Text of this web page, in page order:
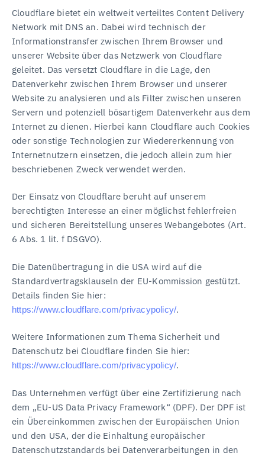
Cloudflare bietet ein weltweit verteiltes Content Delivery
Network mit DNS an. Dabei wird technisch der
Informationstransfer zwischen Ihrem Browser und
unserer Website über das Netzwerk von Cloudflare
geleitet. Das versetzt Cloudflare in die Lage, den
Datenverkehr zwischen Ihrem Browser und unserer
Website zu analysieren und als Filter zwischen unseren
Servern und potenziell bösartigem Datenverkehr aus dem
Internet zu dienen. Hierbei kann Cloudflare auch Cookies
oder sonstige Technologien zur Wiedererkennung von
Internetnutzern einsetzen, die jedoch allein zum hier
beschriebenen Zweck verwendet werden.
Der Einsatz von Cloudflare beruht auf unserem
berechtigten Interesse an einer möglichst fehlerfreien
und sicheren Bereitstellung unseres Webangebotes (Art.
6 Abs. 1 lit. f DSGVO).
Die Datenübertragung in die USA wird auf die
Standardvertragsklauseln der EU-Kommission gestützt.
Details finden Sie hier:
https://www.cloudflare.com/privacypolicy/.
Weitere Informationen zum Thema Sicherheit und
Datenschutz bei Cloudflare finden Sie hier:
https://www.cloudflare.com/privacypolicy/.
Das Unternehmen verfügt über eine Zertifizierung nach
dem „EU-US Data Privacy Framework“ (DPF). Der DPF ist
ein Übereinkommen zwischen der Europäischen Union
und den USA, der die Einhaltung europäischer
Datenschutzstandards bei Datenverarbeitungen in den